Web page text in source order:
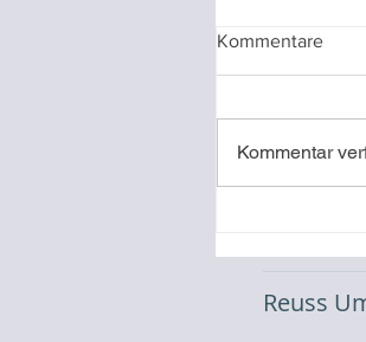
Kommentare
Kommentar
Reuss